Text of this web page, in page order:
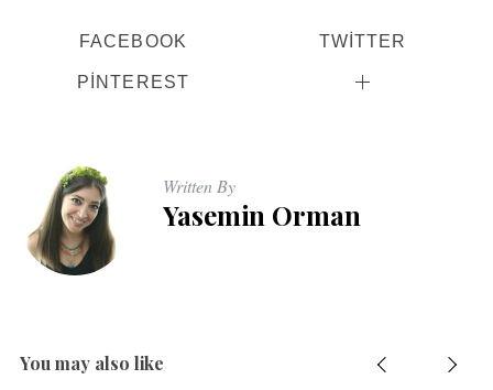
FACEBOOK TWITTER
PINTEREST
Written By
Yasemin Orman
You may also like